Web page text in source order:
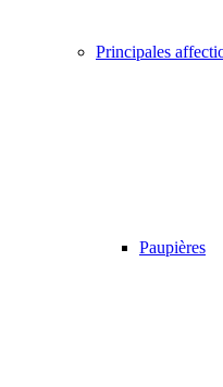
Principales
Paupières